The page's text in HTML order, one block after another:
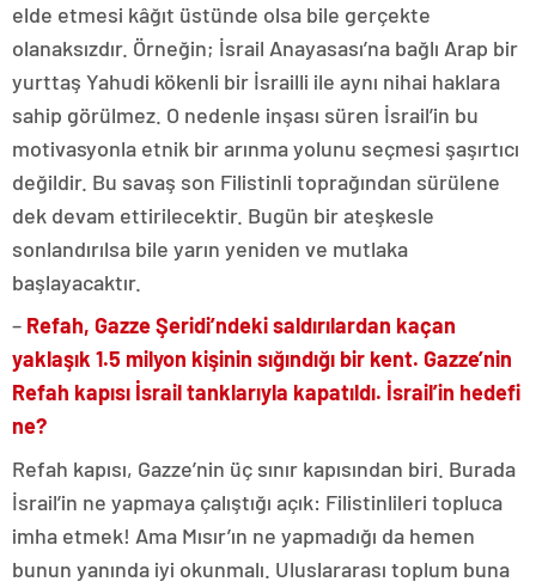
elde etmesi kâğıt üstünde olsa bile gerçekte
olanaksızdır. Örneğin; İsrail Anayasası’na bağlı Arap bir
yurttaş Yahudi kökenli bir İsrailli ile aynı nihai haklara
sahip görülmez. O nedenle inşası süren İsrail’in bu
motivasyonla etnik bir arınma yolunu seçmesi şaşırtıcı
değildir. Bu savaş son Filistinli toprağından sürülene
dek devam ettirilecektir. Bugün bir ateşkesle
sonlandırılsa bile yarın yeniden ve mutlaka
başlayacaktır.
– Refah, Gazze Şeridi’ndeki saldırılardan kaçan
yaklaşık 1.5 milyon kişinin sığındığı bir kent. Gazze’nin
Refah kapısı İsrail tanklarıyla kapatıldı. İsrail’in hedefi
ne?
Refah kapısı, Gazze’nin üç sınır kapısından biri. Burada
İsrail’in ne yapmaya çalıştığı açık: Filistinlileri topluca
imha etmek! Ama Mısır’ın ne yapmadığı da hemen
bunun yanında iyi okunmalı. Uluslararası toplum buna